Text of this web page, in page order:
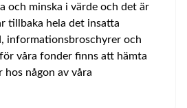
och minska i värde och det är
tillbaka hela det insatta
informationsbroschyrer och
våra fonder finns att hämta
hos någon av våra